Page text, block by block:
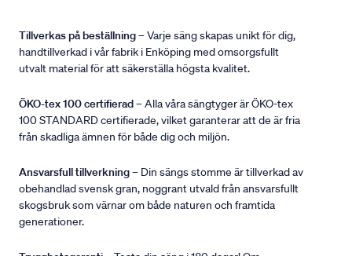
Tillverkas på beställning– Varje säng skapas unikt för dig,
handtillverkad i vår fabrik i Enköping med omsorgsfullt
utvalt material för att säkerställa högsta kvalitet.
ÖKO-tex 100 certifierad– Alla våra sängtyger är ÖKO-tex
100 STANDARD certifierade, vilket garanterar att de är fria
från skadliga ämnen för både dig och miljön.
Ansvarsfull tillverkning– Din sängs stomme är tillverkad av
obehandlad svensk gran, noggrant utvald från ansvarsfullt
skogsbruk som värnar om både naturen och framtida
generationer.